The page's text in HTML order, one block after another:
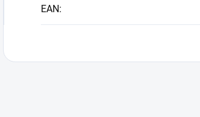
EAN: